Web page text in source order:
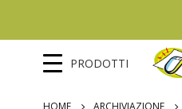
PRODOTTI
HOME ARCHIVIAZIONE